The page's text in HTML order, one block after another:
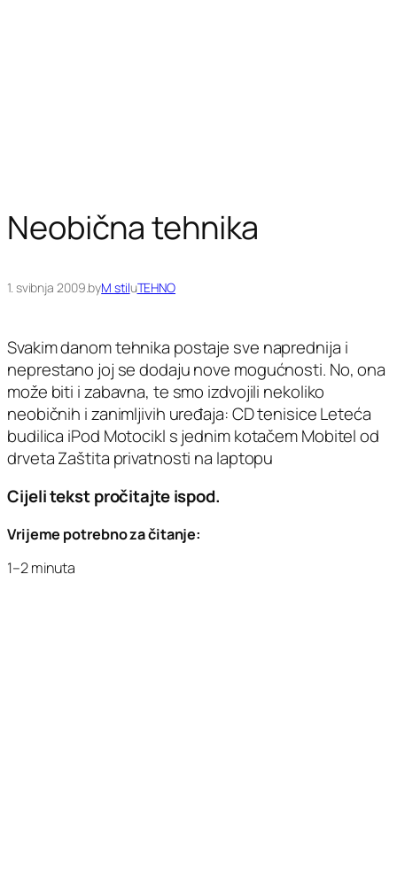
Neobična tehnika
1. svibnja 2009.byM stiluTEHNO
Svakim danom tehnika postaje sve naprednija i
neprestano joj se dodaju nove mogućnosti. No, ona
može biti i zabavna, te smo izdvojili nekoliko
neobičnih i zanimljivih uređaja: CD tenisice Leteća
budilica iPod Motocikl s jednim kotačem Mobitel od
drveta Zaštita privatnosti na laptopu
Cijeli tekst pročitajte ispod.
Vrijeme potrebno za čitanje:
1–2 minuta